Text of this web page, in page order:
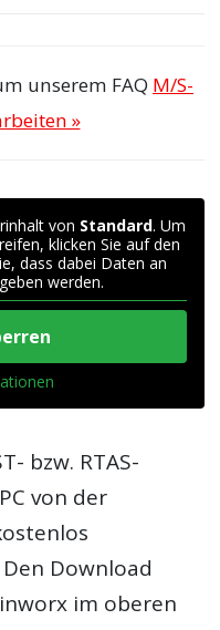
unserem FAQ M/S-
»
von Standard. Um
klicken Sie auf den
dass dabei Daten an
werden.
bzw. RTAS-
von der
Download
im oberen